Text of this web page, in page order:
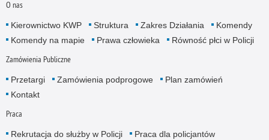
O nas
Kierownictwo KWP Struktura Zakres Działania
Komendy
Komendy na mapie
Prawa człowieka Równość płci w Policji
Zamówienia Publiczne
Przetargi Zamówienia podprogowe
Plan zamówień
Kontakt
Praca
Rekrutacja do służby w Policji
Praca dla policjantów